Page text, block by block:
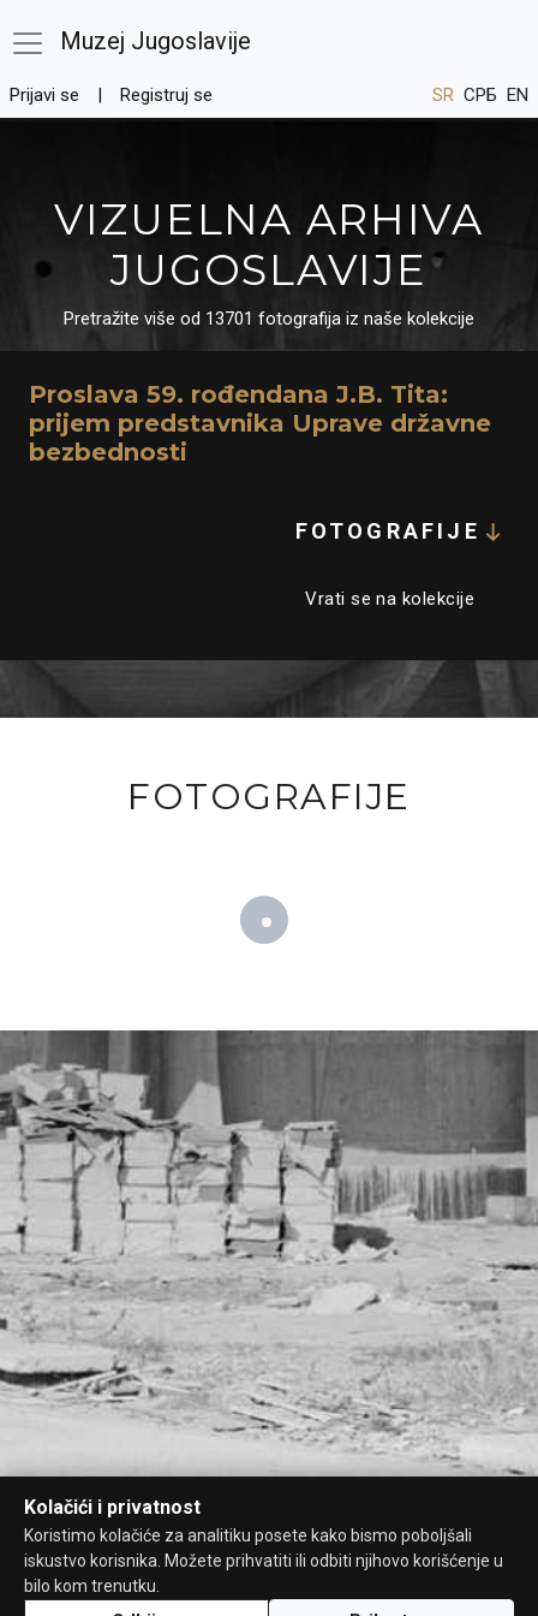
Muzej Jugoslavije
Prijavi se Registruj se SR СРБ EN
VIZUELNA ARHIVA
JUGOSLAVIJE
Pretražite više od 13701 fotografija iz naše kolekcije
Proslava 59. rođendana J.B. Tita:
prijem predstavnika Uprave državne
bezbednosti
FOTOGRAFIJE
Vrati se na kolekcije
FOTOGRAFIJE
Kolačići i privatnost
Koristimo kolačiće za analitiku posete kako bismo poboljšali
iskustvo korisnika. Možete prihvatiti ili odbiti njihovo korišćenje u
bilo kom trenutku.